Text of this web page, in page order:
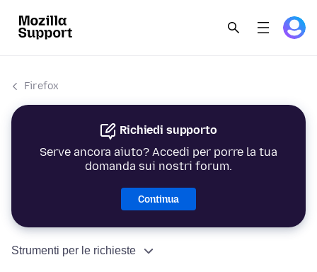
Firefox
Richiedi supporto
Serve ancora aiuto? Accedi per porre la tua
domanda sui nostri forum.
Continua
Strumenti per le richieste